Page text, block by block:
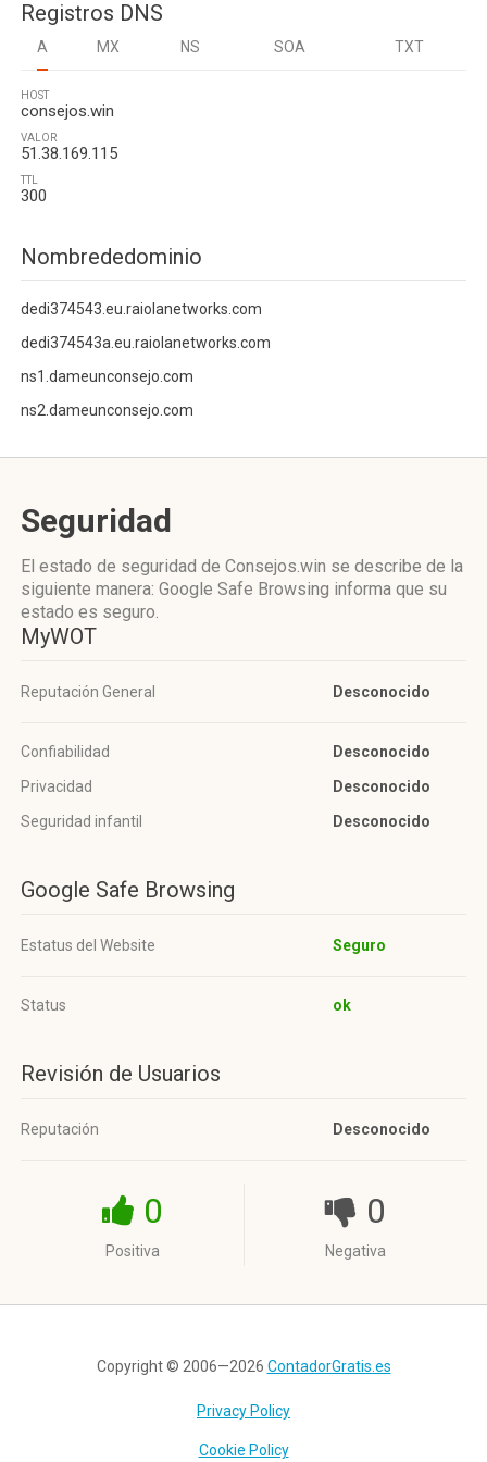
Registros DNS
A MX NS SOA TXT
HOST
consejos.win
VALOR
51.38.169.115
TTL
300
Nombrededominio
dedi374543.eu.raiolanetworks.com
dedi374543a.eu.raiolanetworks.com
ns1.dameunconsejo.com
ns2.dameunconsejo.com
Seguridad
El estado de seguridad de Consejos.win se describe de la
siguiente manera: Google Safe Browsing informa que su
estado es seguro.
MyWOT
Reputación General Desconocido
Confiabilidad
Desconocido
Privacidad
Desconocido
Seguridad infantil
Desconocido
Google Safe Browsing
Estatus del Website Seguro
Status ok
Revisión de Usuarios
Reputación Desconocido
0
Positiva
0
Negativa
Copyright © 2006—2026 ContadorGratis.es
Privacy Policy
Cookie Policy